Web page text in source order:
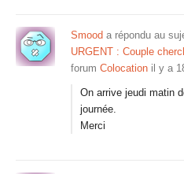
Smood a répondu au
URGENT : Couple
forum Colocation il y a
On arrive jeudi matin
journée.
Merci